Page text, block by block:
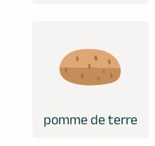
pomme de terre